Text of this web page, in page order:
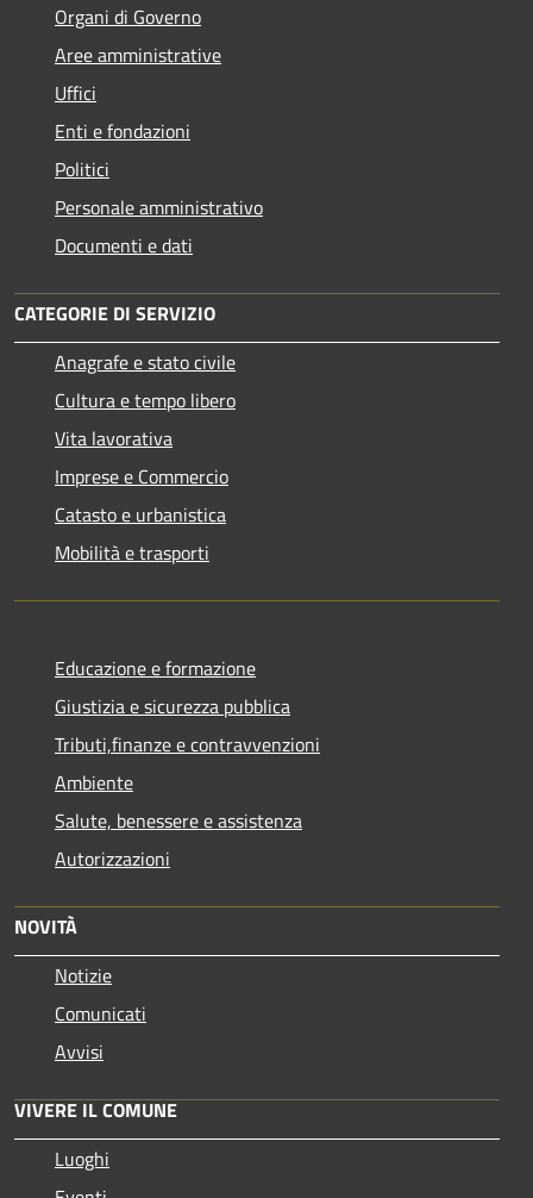
Organi di Governo
Aree amministrative
Uffici
Enti e fondazioni
Politici
Personale amministrativo
Documenti e dati
CATEGORIE DI SERVIZIO
Anagrafe e stato civile
Cultura e tempo libero
Vita lavorativa
Imprese e Commercio
Catasto e urbanistica
Mobilità e trasporti
Educazione e formazione
Giustizia e sicurezza pubblica
Tributi,finanze e contravvenzioni
Ambiente
Salute, benessere e assistenza
Autorizzazioni
NOVITÀ
Notizie
Comunicati
Avvisi
VIVERE IL COMUNE
Luoghi